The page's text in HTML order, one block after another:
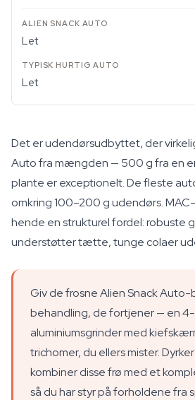
Let
Let
Det er udendørsudbyttet, der
Auto fra mængden — 500 g fra en
plante er exceptionelt. De fleste
omkring 100–200 g udendørs.
hende en strukturel fordel: robuste
understøtter tætte, tunge colaer
Giv de frosne Alien Snack Auto-
behandling, de fortjener — en
aluminiumsgrinder med
trichomer, du ellers mister.
kombiner disse frø med et
så du har styr på forholdene fra